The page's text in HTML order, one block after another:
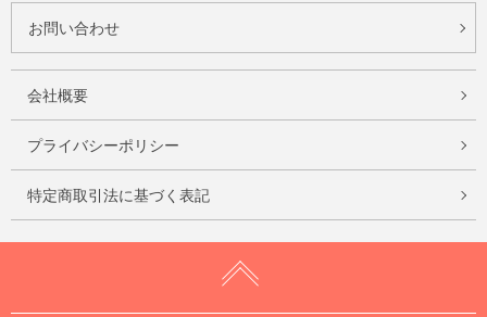
お問い合わせ
会社概要
プライバシーポリシー
特定商取引法に基づく表記